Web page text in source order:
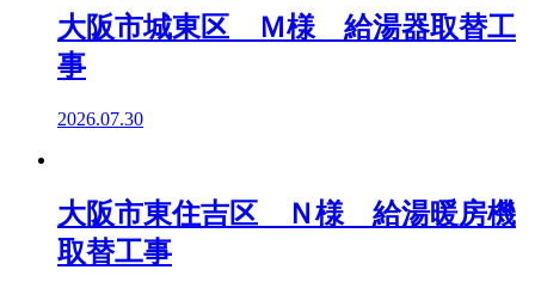
大阪市城東区 Ｍ様 給湯器取替工
事
2026.07.30
大阪市東住吉区 Ｎ様 給湯暖房機
取替工事